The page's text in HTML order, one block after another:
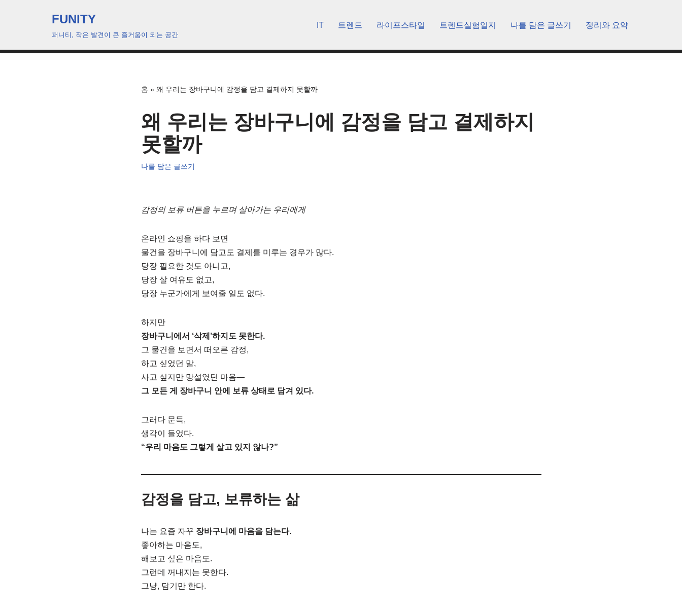
츠
FUNITY
퍼니티, 작은 발견이 큰 즐거움이 되는 공간
IT 트렌드 라이프스타일 트렌드실험일지 나를 담은 글쓰기 정리와 요약
홈 » 왜 우리는 장바구니에 감정을 담고 결제하지 못할까
왜 우리는 장바구니에 감정을 담고 결제하지
못할까
나를 담은 글쓰기
감정의 보류 버튼을 누르며 살아가는 우리에게
온라인 쇼핑을 하다 보면
물건을 장바구니에 담고도 결제를 미루는 경우가 많다.
당장 필요한 것도 아니고,
당장 살 여유도 없고,
당장 누군가에게 보여줄 일도 없다.
하지만
장바구니에서 ‘삭제’하지도 못한다.
그 물건을 보면서 떠오른 감정,
하고 싶었던 말,
사고 싶지만 망설였던 마음—
그 모든 게 장바구니 안에 보류 상태로 담겨 있다.
그러다 문득,
생각이 들었다.
“우리 마음도 그렇게 살고 있지 않나?”
감정을 담고, 보류하는 삶
나는 요즘 자꾸 장바구니에 마음을 담는다.
좋아하는 마음도,
해보고 싶은 마음도.
그런데 꺼내지는 못한다.
그냥, 담기만 한다.